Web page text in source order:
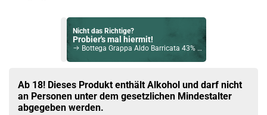
Nicht das Richtige?
Probier's mal hiermit!
Bottega Grappa Aldo Barricata 43% Vol. 1L
Check das mal!
Tobermory 21 Jahre Single Malt Scotch Whisky 46,3% Vol. 700ml
Ab 18! Dieses Produkt enthält Alkohol und darf nicht
an Personen unter dem gesetzlichen Mindestalter
abgegeben werden.